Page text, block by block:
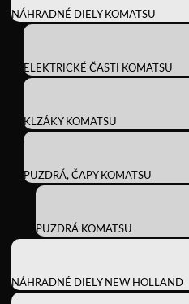
NÁHRADNÉ DIELY KOMATSU
ELEKTRICKÉ ČASTI KOMATSU
KLZÁKY KOMATSU
PUZDRÁ, ČAPY KOMATSU
PUZDRÁ KOMATSU
NÁHRADNÉ DIELY NEW HOLLAND